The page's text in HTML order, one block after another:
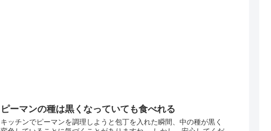
ピーマンの種は黒くなっていても食べれる
キッチンでピーマンを調理しようと包丁を入れた瞬間、中の種が黒く